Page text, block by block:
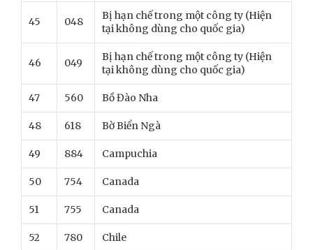
45 048
Bị hạn chế trong một công ty (Hiện
tại không dùng cho quốc gia)
46 049
Bị hạn chế trong một công ty (Hiện
tại không dùng cho quốc gia)
47 560 Bồ Đào Nha
48 618 Bờ Biển Ngà
49 884 Campuchia
50 754 Canada
51 755 Canada
52 780 Chile